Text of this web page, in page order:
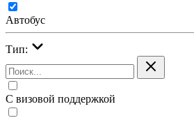
Автобус
Тип:
С визовой поддержкой